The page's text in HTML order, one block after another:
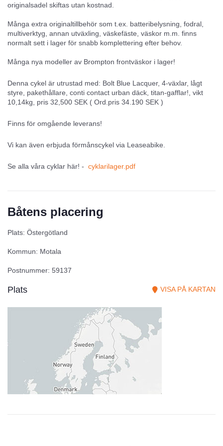
originalsadel skiftas utan kostnad.
Många extra originaltillbehör som t.ex. batteribelysning, fodral,
multiverktyg, annan utväxling, väskefäste, väskor m.m. finns
normalt sett i lager för snabb komplettering efter behov.
Många nya modeller av Brompton frontväskor i lager!
Denna cykel är utrustad med: Bolt Blue Lacquer, 4-växlar, lågt
styre, pakethållare, conti contact urban däck, titan-gafflar!, vikt
10,14kg, pris 32,500 SEK ( Ord.pris 34.190 SEK )
Finns för omgående leverans!
Vi kan även erbjuda förmånscykel via Leaseabike.
Se alla våra cyklar här! - cyklarilager.pdf
Båtens placering
Plats: Östergötland
Kommun: Motala
Postnummer: 59137
Plats VISA PÅ KARTAN